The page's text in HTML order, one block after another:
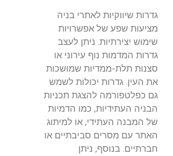
גדרות שיווקיות לאתרי בניה
מציעות שפע של אפשרויות
שימוש יצירתיות. ניתן לעצב
גדרות המדמות נוף עירוני או
סצנות תלת-ממדיות שמושכות
את העין. גדרות יכולות לשמש
גם כפלטפורמה להצגת תכניות
הבניה העתידיות, כמו הדמיות
של המבנה העתידי, או למיתוג
האתר עם מסרים סביבתיים או
חברתיים. בנוסף, ניתן